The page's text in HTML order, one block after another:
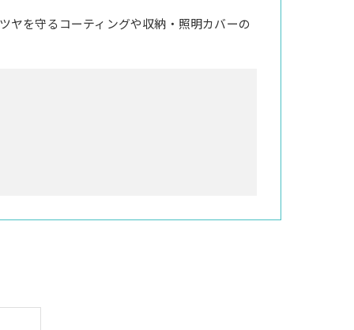
ヤを守るコーティングや収納・照明カバーの